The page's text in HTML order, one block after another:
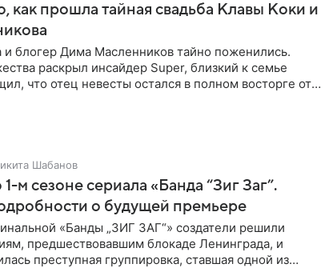
как прошла тайная свадьба Клавы Коки и
и блогер Дима Масленников тайно поженились.
раскрыл инсайдер Super, близкий к семье
что отец невесты остался в полном восторге от
Шабанов
м сезоне сериала «Банда “Зиг Заг”.
о будущей премьере
«Банды „ЗИГ ЗАГ“» создатели решили
предшествовавшим блокаде Ленинграда, и
преступная группировка, ставшая одной из